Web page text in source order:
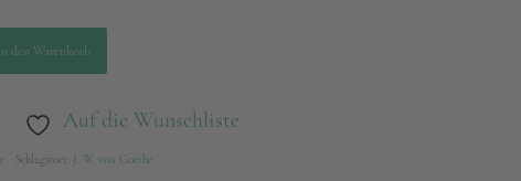
den Warenkorb
Auf die Wunschliste
Schlagwort: J. W. von Goethe